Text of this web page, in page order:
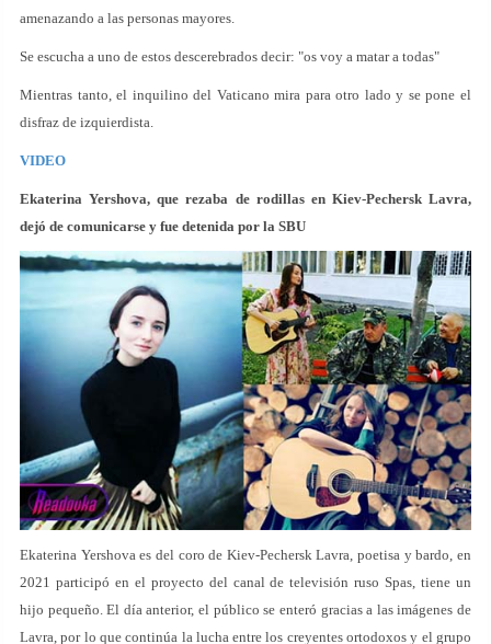
amenazando a las personas mayores.
Se escucha a uno de estos descerebrados decir: "os voy a matar a todas"
Mientras tanto, el inquilino del Vaticano mira para otro lado y se pone el
disfraz de izquierdista.
VIDEO
Ekaterina Yershova, que rezaba de rodillas en Kiev-Pechersk Lavra,
dejó de comunicarse y fue detenida por la SBU
Ekaterina Yershova es del coro de Kiev-Pechersk Lavra, poetisa y bardo, en
2021 participó en el proyecto del canal de televisión ruso Spas, tiene un
hijo pequeño. El día anterior, el público se enteró gracias a las imágenes de
Lavra, por lo que continúa la lucha entre los creyentes ortodoxos y el grupo